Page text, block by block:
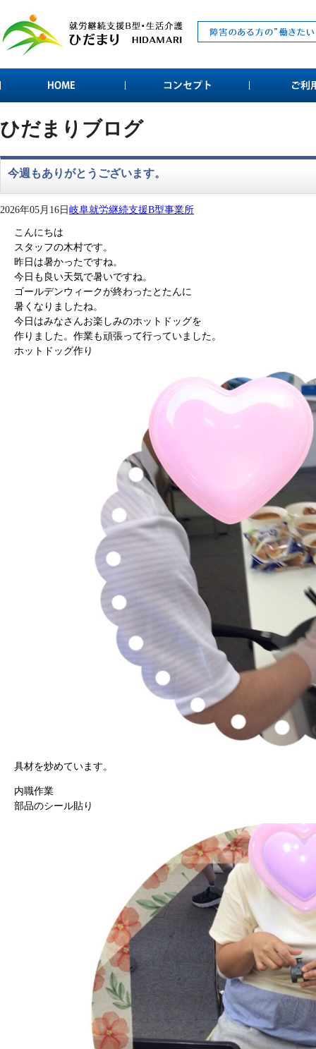
ひだまりブログ
今週もありがとうございます。
2026年05月16日岐阜就労継続支援B型事業所
こんにちは
スタッフの木村です。
昨日は暑かったですね。
今日も良い天気で暑いですね。
ゴールデンウィークが終わったとたんに
暑くなりましたね。
今日はみなさんお楽しみのホットドッグを
作りました。作業も頑張って行っていました。
ホットドッグ作り
具材を炒めています。
内職作業
部品のシール貼り